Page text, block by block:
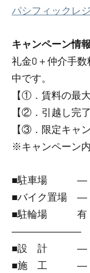
パシフィックレ
キャンペーン情報
礼金0 ＋ 仲介手数
中です。
【①．賃料の最
【②．引越し完
【③．限定キャ
※キャンペーン
■駐車場 ―
■バイク置場 ―
■駐輪場 有
―――――――
■設 計 ―
■施 工 ―